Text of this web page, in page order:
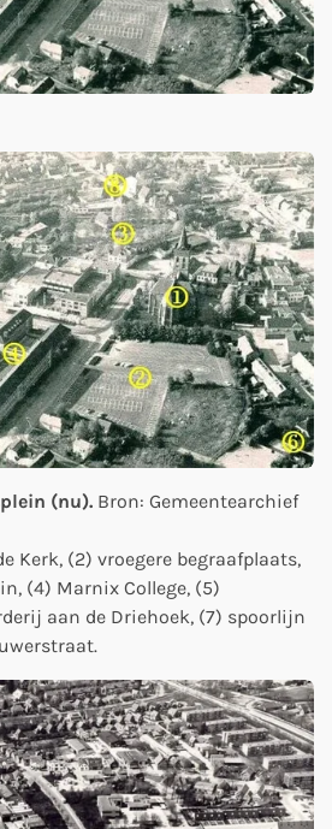
(nu). Bron: Gemeentearchief
Kerk, (2) vroegere begraafplaats,
(4) Marnix College, (5)
aan de Driehoek, (7) spoorlijn